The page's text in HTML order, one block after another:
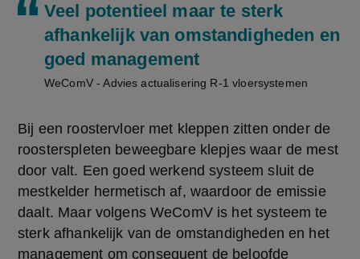
Veel potentieel maar te sterk
afhankelijk van omstandigheden en
goed management
WeComV - Advies actualisering R-1 vloersystemen
Bij een roostervloer met kleppen zitten onder de
roosterspleten beweegbare klepjes waar de mest
door valt. Een goed werkend systeem sluit de
mestkelder hermetisch af, waardoor de emissie
daalt. Maar volgens WeComV is het systeem te
sterk afhankelijk van de omstandigheden en het
management om consequent de beloofde